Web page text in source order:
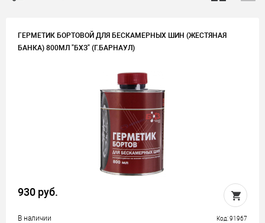
ГЕРМЕТИК БОРТОВОЙ ДЛЯ БЕСКАМЕРНЫХ ШИН (ЖЕСТЯНАЯ
БАНКА) 800МЛ "БХЗ" (Г.БАРНАУЛ)
930 руб.
В наличии Код: 91967